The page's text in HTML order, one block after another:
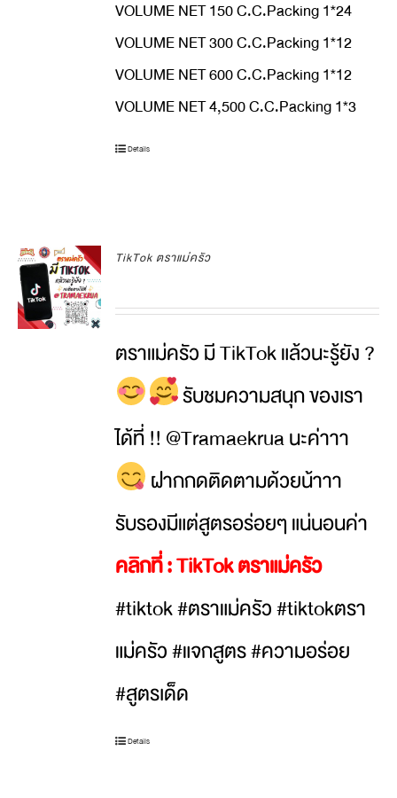
VOLUME NET 150 C.C.Packing 1*24
VOLUME NET 300 C.C.Packing 1*12
VOLUME NET 600 C.C.Packing 1*12
VOLUME NET 4,500 C.C.Packing 1*3
Details
TikTok ตราแม่ครัว
ตราแม่ครัว มี TikTok แล้วนะรู้ยัง ?
รับชมความสนุก ของเรา
ได้ที่ !! @Tramaekrua นะค่าาา
ฝากกดติดตามด้วยน้าาา
รับรองมีแต่สูตรอร่อยๆ แน่นอนค่า
คลิกที่ :TikTok ตราแม่ครัว
#tiktok #ตราแม่ครัว #tiktokตรา
แม่ครัว #แจกสูตร #ความอร่อย
#สูตรเด็ด
Details